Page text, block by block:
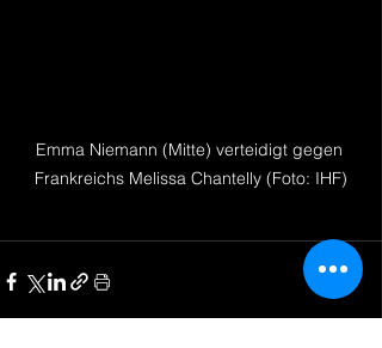
Emma Niemann (Mitte) verteidigt gegen
Frankreichs Melissa Chantelly (Foto: IHF)